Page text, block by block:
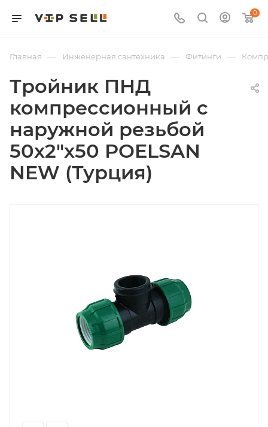
0
Главная — Инженерная сантехника — Фитинги —
Тройник ПНД
компрессионный с
наружной резьбой
50х2"х50 POELSAN
NEW (Турция)